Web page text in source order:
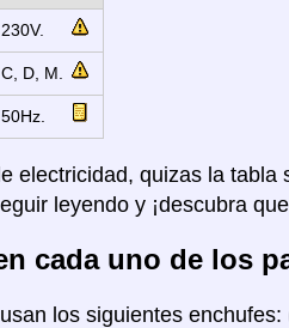
230V.
C, D, M.
50Hz.
electricidad, quizas la
leyendo y ¡descubra
cada uno de los
los siguientes